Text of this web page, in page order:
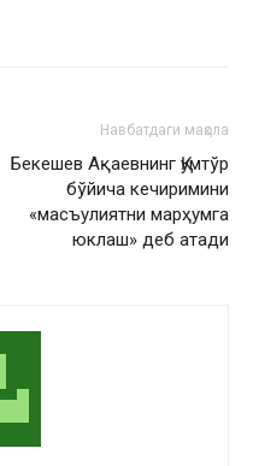
Навбатдаги мақола
Бекешев Ақаевнинг Қумтўр
бўйича кечиримини
«масъулиятни марҳумга
юклаш» деб атади